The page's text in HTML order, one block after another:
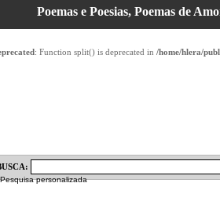
Poemas e Poesias, Poemas de
: Function split() is deprecated in /home/hlera/
Pesquisa personalizada